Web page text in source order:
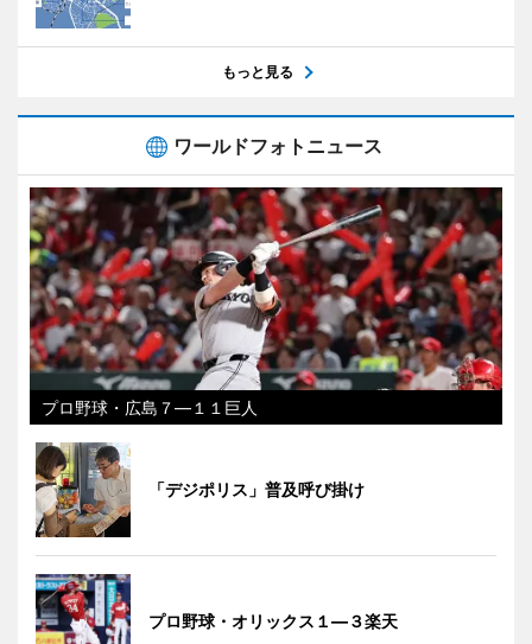
もっと見る
ワールドフォトニュース
プロ野球・広島７―１１巨人
「デジポリス」普及呼び掛け
プロ野球・オリックス１―３楽天